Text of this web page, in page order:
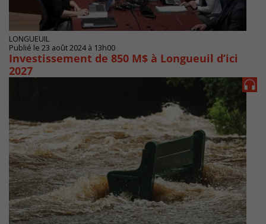
LONGUEUIL
Publié le 23 août 2024 à 13h00
Investissement de 850 M$ à Longueuil d’ici
2027